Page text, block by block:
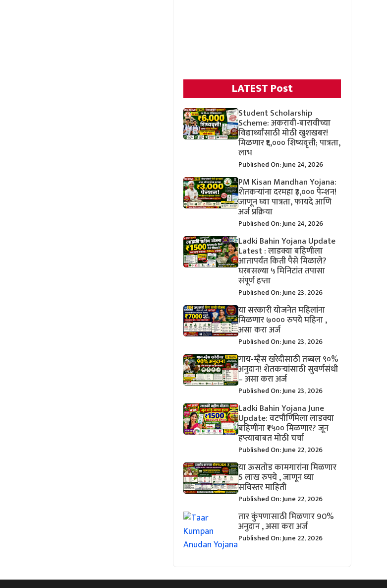
LATEST Post
Student Scholarship
Scheme: अकरावी-बारावीच्या
विद्यार्थ्यांसाठी मोठी खुशखबर!
मिळणार ₹६,००० शिष्यवृत्ती; पात्रता,
लाभ
Published On: June 24, 2026
PM Kisan Mandhan Yojana:
शेतकऱ्यांना दरमहा ₹३,००० पेन्शन!
जाणून घ्या पात्रता, फायदे आणि
अर्ज प्रक्रिया
Published On: June 24, 2026
Ladki Bahin Yojana Update
Latest : लाडक्या बहिणीला
आतापर्यंत किती पैसे मिळाले?
घरबसल्या ५ मिनिटांत तपासा
संपूर्ण हप्ता
Published On: June 23, 2026
या सरकारी योजनेत महिलांना
मिळणार ७००० रुपये महिना ,
असा करा अर्ज
Published On: June 23, 2026
गाय-म्हैस खरेदीसाठी तब्बल ९०%
अनुदान! शेतकऱ्यांसाठी सुवर्णसंधी
– असा करा अर्ज
Published On: June 23, 2026
Ladki Bahin Yojana June
Update: वटपौर्णिमेला लाडक्या
बहिणींना ₹१५०० मिळणार? जून
हप्त्याबाबत मोठी चर्चा
Published On: June 22, 2026
या ऊसतोड कामगारांना मिळणार
5 लाख रुपये , जाणून घ्या
सविस्तर माहिती
Published On: June 22, 2026
तार कुंपणासाठी मिळणार 90%
अनुदान , असा करा अर्ज
Published On: June 22, 2026